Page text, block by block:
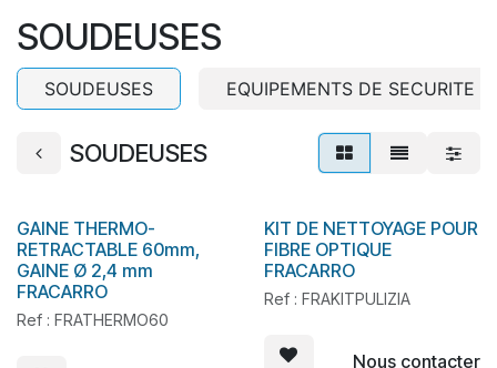
SOUDEUSES
SOUDEUSES EQUIPEMENTS DE SECURITE
SOUDEUSES
GAINE THERMO-
RETRACTABLE 60mm,
GAINE Ø 2,4 mm
FRACARRO
Ref : FRATHERMO60
KIT DE NETTOYAGE POUR
FIBRE OPTIQUE
FRACARRO
Ref : FRAKITPULIZIA
Nous contacter